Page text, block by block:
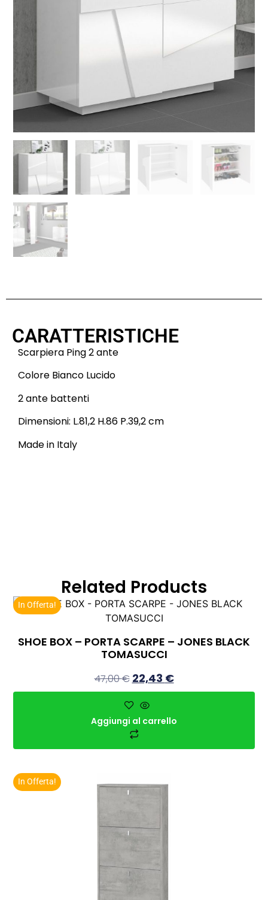
CARATTERISTICHE
Scarpiera Ping 2 ante
Colore Bianco Lucido
2 ante battenti
Dimensioni: L.81,2 H.86 P.39,2 cm
Made in Italy
Related Products
In Offerta!
SHOE BOX – PORTA SCARPE – JONES BLACK
TOMASUCCI
47,00€ 22,43 €
Aggiungi al carrello
In Offerta!